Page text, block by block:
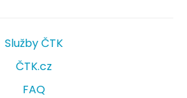
Služby ČTK
ČTK.cz
FAQ